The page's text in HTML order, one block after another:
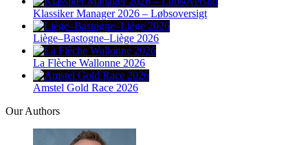
Klassiker Manager 2026 – Løbsoversigt
Liège–Bastogne–Liège 2026
La Flèche Wallonne 2026
Amstel Gold Race 2026
Our Authors